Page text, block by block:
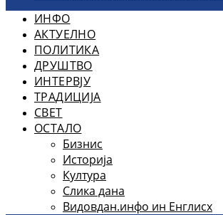
ИНФО
АКТУЕЛНО
ПОЛИТИКА
ДРУШТВО
ИНТЕРВЈУ
ТРАДИЦИЈА
СВЕТ
ОСТАЛО
Бизнис
Историја
Култура
Слика дана
Видовдан.инфо ин Енглисх